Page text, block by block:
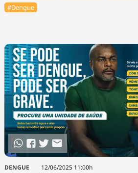
#Dengue
DENGUE 12/06/2025 11:00h